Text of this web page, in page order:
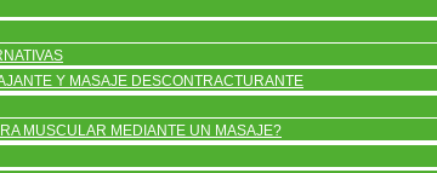
Y MASAJE DESCONTRACTURANTE
MUSCULAR MEDIANTE UN MASAJE?